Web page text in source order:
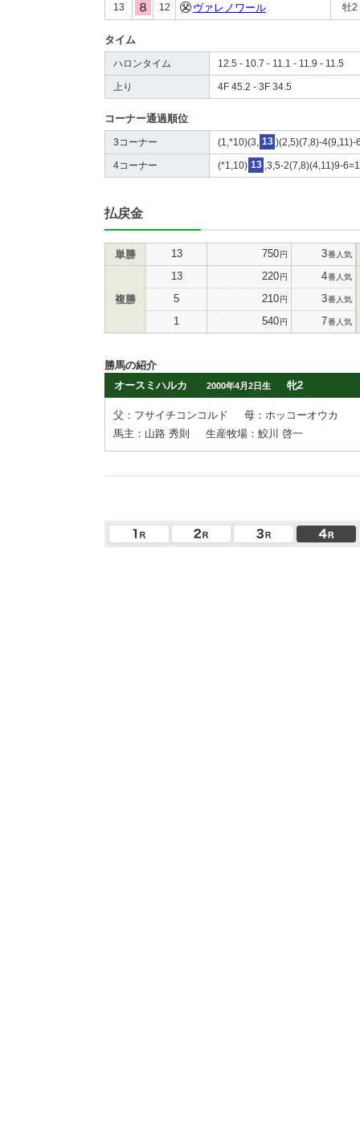
13 12 ヴァレノワール 牡2
タイム
ハロンタイム 12.5 - 10.7 - 11.1 - 11.9 - 11.5
上り 4F 45.2 - 3F 34.5
コーナー通過順位
3コーナー (1,*10)(3, 13 )(2,5)(7,8)-4(9,11)-
4コーナー (*1,10) 13 ,3,5-2(7,8)(4,11)9-
払戻金
単勝 13 750円 3番人気
複勝
13 220円 4番人気
5 210円 3番人気
1 540円 7番人気
勝馬の紹介
オースミハルカ
2000年4月2日生 牝2
父：フサイチコンコルド
母：ホッコーオウカ
馬主：山路 秀則
生産牧場：鮫川 啓一